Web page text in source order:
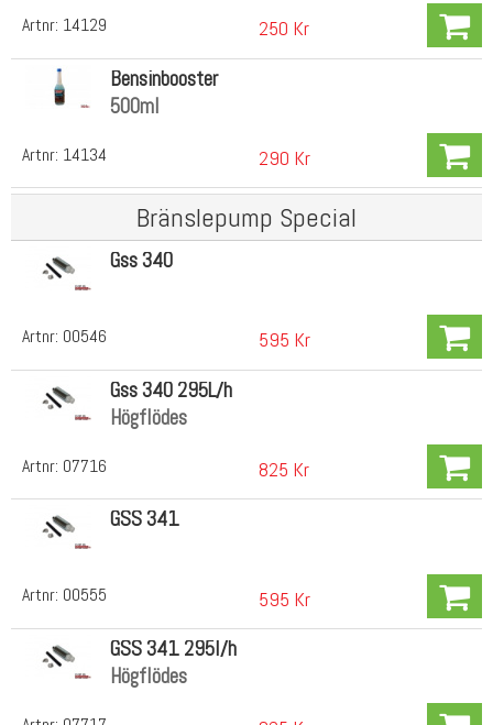
Artnr: 14129 250 Kr
Artnr: 14134
Bensinbooster
500ml
290 Kr
Bränslepump Special
Artnr: 00546
Gss 340
595 Kr
Artnr: 07716
Gss 340 295L/h
Högflödes
825 Kr
Artnr: 00555
GSS 341
595 Kr
GSS 341 295l/h
Högflödes